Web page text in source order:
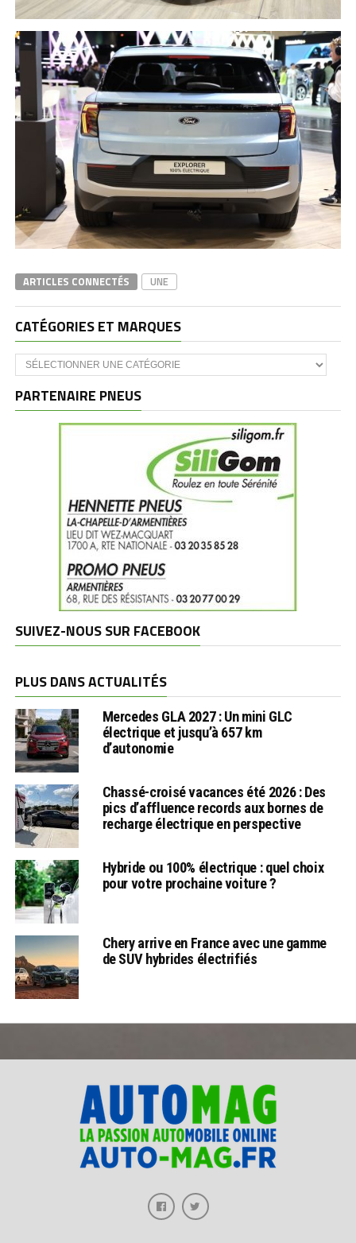
ARTICLES CONNECTÉS UNE
CATÉGORIES ET MARQUES
Catégories
et
PARTENAIRE PNEUS
SUIVEZ-NOUS SUR FACEBOOK
PLUS DANS ACTUALITÉS
Mercedes GLA 2027 : Un mini GLC
électrique et jusqu’à 657 km
d’autonomie
Chassé-croisé vacances été 2026 : Des
pics d’affluence records aux bornes de
recharge électrique en perspective
Hybride ou 100% électrique : quel choix
pour votre prochaine voiture ?
Chery arrive en France avec une gamme
de SUV hybrides électrifiés